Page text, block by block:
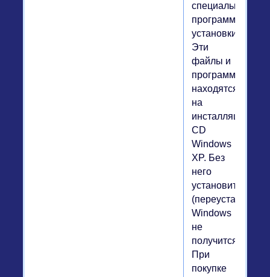
специальной
программы
установки.
Эти
файлы и
программа
находятся
на
CD
Windows
XP. Без
него
установить
(переустановить)
Windows
не
получится.
При
покупке